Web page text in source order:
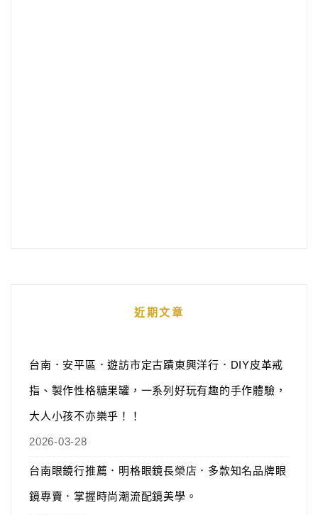
近期文章
台南．安平區．遊訪市定古蹟東興洋行．DIY皮革戒
指、製作性格糖果罐，一系列好玩有趣的手作體驗，
大人小孩不亦樂乎！！
2026-03-28
台南眼鏡行推薦．明格眼鏡長榮店．多款知名品牌眼
鏡專賣．掌握時尚潮流配鏡美學。